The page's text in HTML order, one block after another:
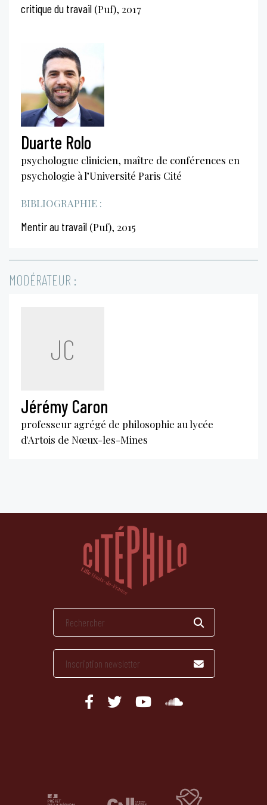
critique du travail (Puf), 2017
Duarte Rolo
psychologue clinicien, maître de conférences en
psychologie à l’Université Paris Cité
BIBLIOGRAPHIE :
Mentir au travail (Puf), 2015
MODÉRATEUR :
JC
Jérémy Caron
professeur agrégé de philosophie au lycée
d'Artois de Nœux-les-Mines